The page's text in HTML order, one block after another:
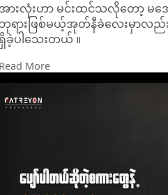
ားလုံးဟာ မင်းထင်သလိုတော့ မအေ
ရားဖြစ်မယ့်အုတ်နီခဲလေးမှာလည်
ခဲ့ပါသေးတယ် ။
sitttinaing
More